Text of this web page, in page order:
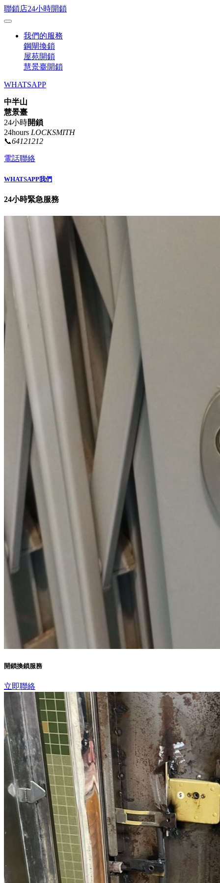
聯鎖店24小時開鎖
我們的服務
鋼閘換鎖
屋苑開鎖
慧景臺開鎖
WHATSAPP
中半山
慧景臺
24小時開鎖
24hours LOCKSMITH
📞64121212
電話聯絡
WHATSAPP我們
24小時緊急服務
開鎖換鎖服務
立即聯絡